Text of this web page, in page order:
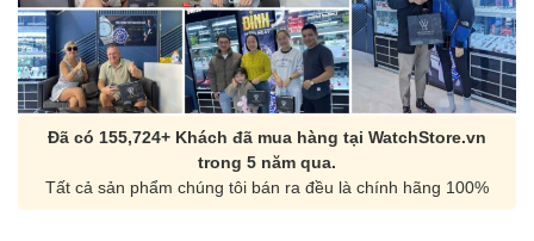
Đã có 155,724+ Khách đã mua hàng tại WatchStore.vn
trong 5 năm qua.
Tất cả sản phẩm chúng tôi bán ra đều là chính hãng 100%
Orient Nam RA-
Casio Nam MTS-